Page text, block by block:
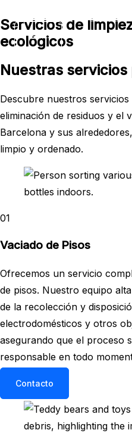
al
contenido
Servicios de
ecológicos
Nuestras
Descubre nuestros
eliminación de residuos y el
Barcelona y sus
limpio y ordenado.
01
Vaciado de Pisos
Ofrecemos un servicio
de pisos. Nuestro equipo
de la recolección y
electrodomésticos y otros
asegurando que el proceso
responsable en todo
Contacto